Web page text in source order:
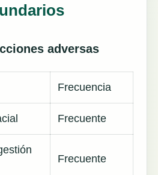
adversas
Frecuencia
Frecuente
Frecuente